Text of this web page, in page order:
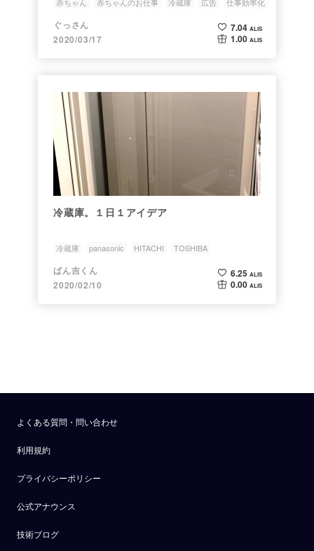
ぐっさん
2020/03/17
7.04 ALIS
1.00 ALIS
冷蔵庫。１日１アイデア
冷蔵庫 panasonic HITACHI TOSHIBA
ばん吉くん
2020/02/10
6.25 ALIS
0.00 ALIS
よくある質問・問い合わせ
利用規約
プライバシーポリシー
公式アナウンス
技術ブログ